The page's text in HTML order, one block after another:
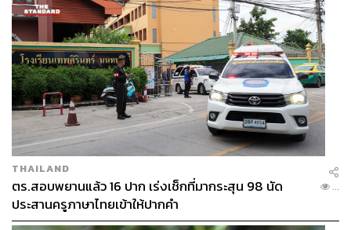
THAILAND
ตร.สอบพยานแล้ว 16 ปาก เร่งเช็กที่มากระสุน 98 นัด
ประสานครูภาษาไทยเข้าให้ปากคำ
...